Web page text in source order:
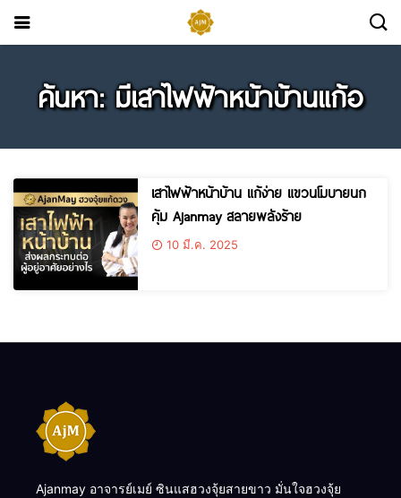
ค้นหา: มีเสาไฟฟ้าหน้าบ้านแก้อ
เสาไฟฟ้าหน้าบ้าน แก้ง่าย แขวนโมบายนก
คุ้ม Ajanmay สลายพลังร้าย
10 มี.ค. 2025
Ajanmay อาจารย์เมย์ ซินแสฮวงจุ้ยสายขาว มั่นใจฮวงจุ้ย